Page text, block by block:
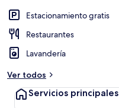
Estacionamiento gratis
Restaurantes
Lavandería
Ver todos
Servicios principales